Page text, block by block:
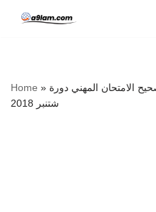
Home » الامتحان المهني دورة
شتنبر 2018